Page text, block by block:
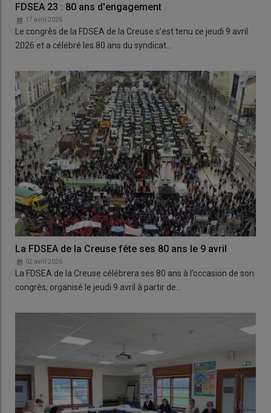
FDSEA 23 : 80 ans d'engagement
17 avril 2026
Le congrès de la FDSEA de la Creuse s’est tenu ce jeudi 9 avril
2026 et a célébré les 80 ans du syndicat…
La FDSEA de la Creuse fête ses 80 ans le 9 avril
02 avril 2026
La FDSEA de la Creuse célébrera ses 80 ans à l’occasion de son
congrès, organisé le jeudi 9 avril à partir de…